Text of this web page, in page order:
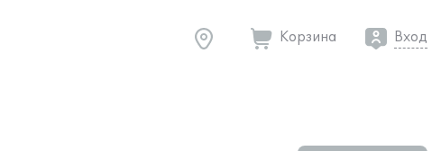
Корзина Вход